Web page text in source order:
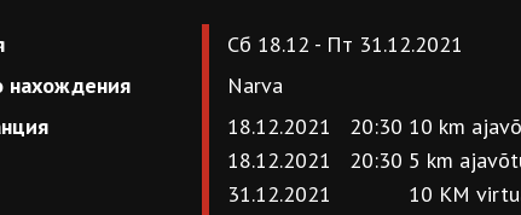
Сб 18.12 - Пт 31.12.2021
нахождения
Narva
18.12.2021 20:30 10 km
18.12.2021 20:30 5 km
31.12.2021
10 KM